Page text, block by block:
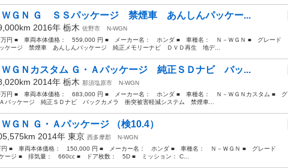
ＷＧＮ Ｇ ＳＳパッケージ 禁煙車 あんしんパッケー...
2016年 栃木 佐野市
N-WGN
円 ■ 車両本体価格： 559,000 円 ■ メーカー名： ホンダ ■ 車種名： Ｎ－ＷＧＮ ■ グレード
ージ 禁煙車 あんしんパッケージ 純正メモリーナビ ＤＶＤ再生 地デ...
ＷＧＮカスタム Ｇ・Ａパッケージ 純正ＳＤナビ バッ...
2014年 栃木 那須塩原市
N-WGN
円 ■ 車両本体価格： 683,000 円 ■ メーカー名： ホンダ ■ 車種名： Ｎ－ＷＧＮカスタム ■ グ
パッケージ 純正ＳＤナビ バックカメラ 衝突被害軽減システム 禁煙車...
ＧＮ Ｇ・Ａパッケージ （検10.4）
2014年 東京 西多摩郡
N-WGN
■ 車両本体価格： 150,000 円 ■ メーカー名： ホンダ ■ 車種名： Ｎ－ＷＧＮ ■ グレード
ージ ■ 排気量： 660cc ■ ドア枚数： 5D ■ ミッション： C...